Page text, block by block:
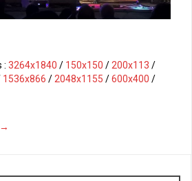
: 3264x1840 / 150x150 / 200x113 /
1536x866 / 2048x1155 /600x400 /